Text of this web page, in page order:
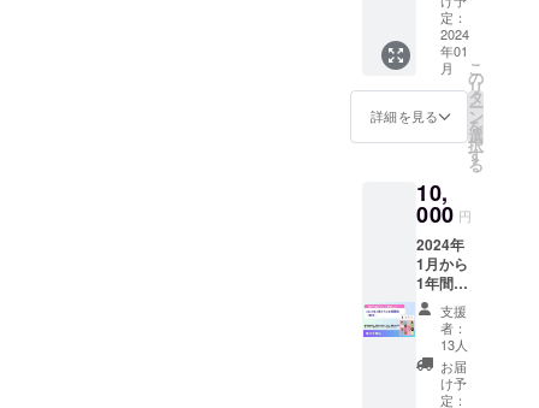
い」
高
次脳機
能障害
に関わ
る仲間
たちと
のコ
ティを
作る 10
月号
脳卒中
フェス
ティバ
ル 脳の
可塑性
はまだ
まだ未
解明。
自分の
（PDF)
※冊子郵
送の場
合は、
郵送先
をお知
らせく
ださ
贈も承
りま
す。
同じく
PDF
も、受
取先の
メール
アドレ
スをお
知らせ
くださ
定：
2024
年01
月
詳細を見る
こ
の
リ
タ
ー
ン
を
選
択
す
る
10,
000 円
2024年
1月から
1年間購
読（郵
送） ※
冊子郵
送の場
合は、
郵送先
支援
者：
13人
お届
け予
定：